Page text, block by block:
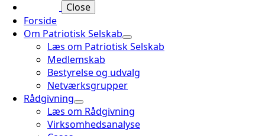
Close
Forside
Om Patriotisk Selskab
Læs om Patriotisk Selskab
Medlemskab
Bestyrelse og udvalg
Netværksgrupper
Rådgivning
Læs om Rådgivning
Virksomhedsanalyse